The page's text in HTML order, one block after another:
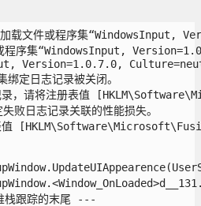
文件或程序集“WindowsInput,
程序集“WindowsInput,
Version=1.0.7.0,
定日志记录被关闭。
录，请将注册表值
败日志记录关联的性能损失。
表值
栈跟踪的末尾 ---